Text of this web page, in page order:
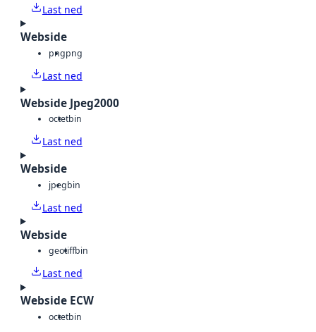
Last ned
Webside
pngpng
Last ned
Webside Jpeg2000
octetbin
Last ned
Webside
jpegbin
Last ned
Webside
geotiffbin
Last ned
Webside ECW
octetbin